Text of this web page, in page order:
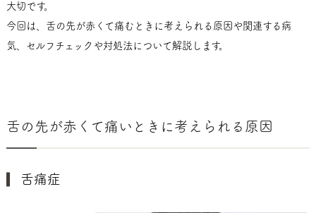
大切です。
今回は、舌の先が赤くて痛むときに考えられる原因や関連する病
気、セルフチェックや対処法について解説します。
舌の先が赤くて痛いときに考えられる原因
舌痛症